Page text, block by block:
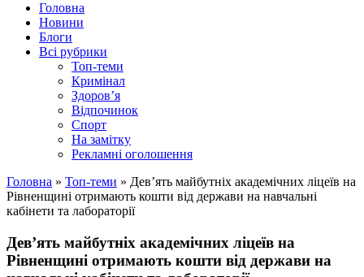
Головна
Новини
Блоги
Всі рубрики
Топ-теми
Кримінал
Здоров’я
Відпочинок
Спорт
На замітку
Рекламні оголошення
Головна » Топ-теми » Девʼять майбутніх академічних ліцеїв на
Рівненщині отримають кошти від держави на навчальні
кабінети та лабораторії
Девʼять майбутніх академічних ліцеїв на
Рівненщині отримають кошти від держави на